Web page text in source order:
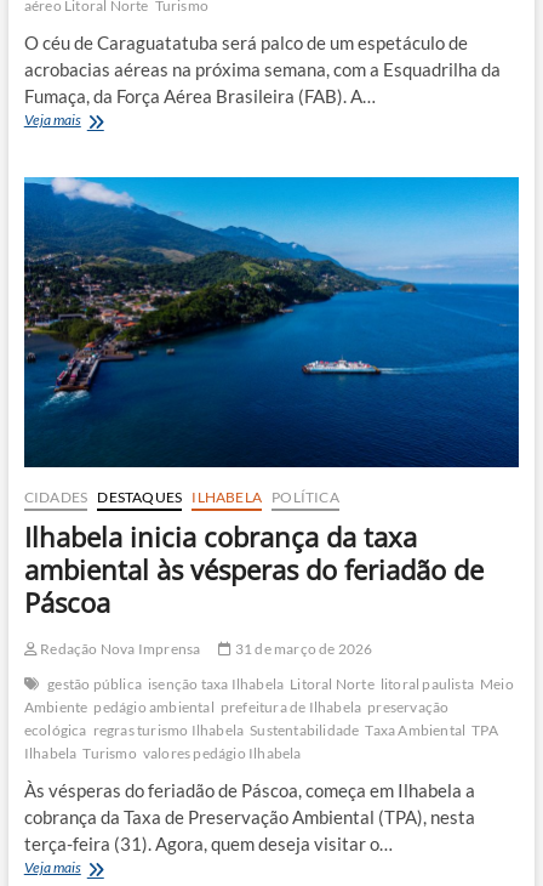
aéreo Litoral Norte Turismo
O céu de Caraguatatuba será palco de um espetáculo de
acrobacias aéreas na próxima semana, com a Esquadrilha da
Fumaça, da Força Aérea Brasileira (FAB). A…
Veja maisEsquadrilha
se
apresenta
no
169
anos
de
Caraguá
CIDADES DESTAQUES ILHABELA POLÍTICA
Ilhabela inicia cobrança da taxa
ambiental às vésperas do feriadão de
Páscoa
Redação Nova Imprensa
31 de março de 2026
gestão pública isenção taxa Ilhabela Litoral Norte litoral paulista Meio
Ambiente pedágio ambiental prefeitura de Ilhabela preservação
ecológica regras turismo Ilhabela Sustentabilidade Taxa Ambiental TPA
Ilhabela Turismo valores pedágio Ilhabela
Às vésperas do feriadão de Páscoa, começa em Ilhabela a
cobrança da Taxa de Preservação Ambiental (TPA), nesta
terça-feira (31). Agora, quem deseja visitar o…
Veja maisIlhabela